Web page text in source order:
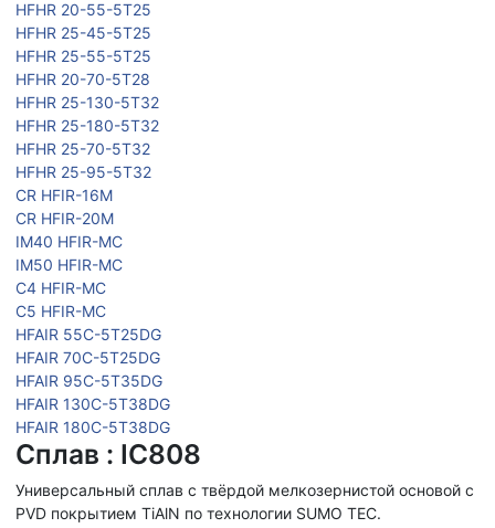
HFHR 20-55-5T25
HFHR 25-45-5T25
HFHR 25-55-5T25
HFHR 20-70-5T28
HFHR 25-130-5T32
HFHR 25-180-5T32
HFHR 25-70-5T32
HFHR 25-95-5T32
CR HFIR-16M
CR HFIR-20M
IM40 HFIR-MC
IM50 HFIR-MC
C4 HFIR-MC
C5 HFIR-MC
HFAIR 55C-5T25DG
HFAIR 70C-5T25DG
HFAIR 95C-5T35DG
HFAIR 130C-5T38DG
HFAIR 180C-5T38DG
Сплав : IC808
Универсальный сплав с твёрдой мелкозернистой основой с
PVD покрытием TiAlN по технологии SUMO TEC.